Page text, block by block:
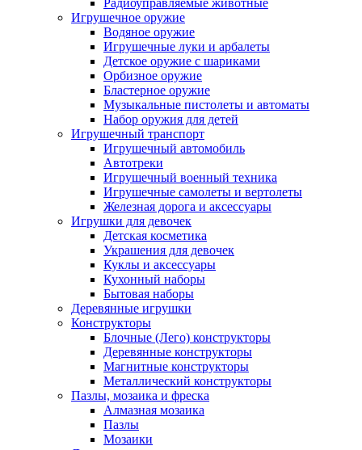
Радиоуправляемые животные
Игрушечное оружие
Водяное оружие
Игрушечные луки и арбалеты
Детское оружие с шариками
Орбизное оружие
Бластерное оружие
Музыкальные пистолеты и автоматы
Набор оружия для детей
Игрушечный транспорт
Игрушечный автомобиль
Aвтотреки
Игрушечный военный техника
Игрушечные самолеты и вертолеты
Железная дорога и аксессуары
Игрушки для девочек
Детская косметика
Украшения для девочек
Куклы и аксессуары
Кухонный наборы
Бытовая наборы
Деревянные игрушки
Конструкторы
Блочные (Лего) конструкторы
Деревянные конструкторы
Магнитные конструкторы
Металлический конструкторы
Пазлы, мозаика и фреска
Алмазная мозаика
Пазлы
Мозаики